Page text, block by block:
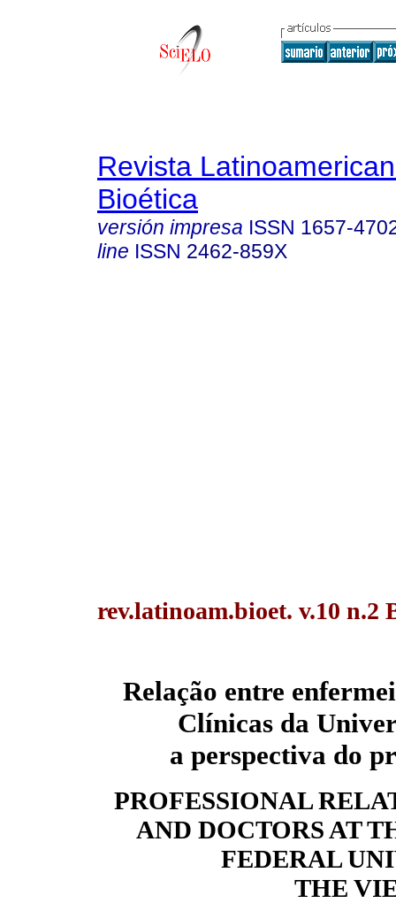
Revista
Bioética
versión impresa ISSN 1657-
line ISSN 2462-859X
rev.latinoam.bioet. v.10 n.2
Relação entre
Clínicas da
a perspectiva do
PROFESSIONAL
AND DOCTORS AT
FEDERAL
THE